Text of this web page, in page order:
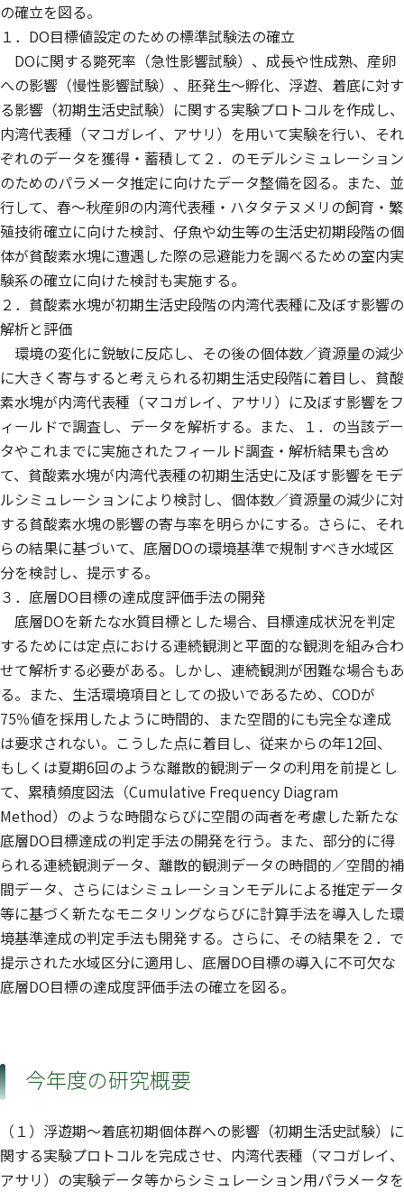
の確立を図る。
１．DO目標値設定のための標準試験法の確立
DOに関する斃死率（急性影響試験）、成長や性成熟、産卵
への影響（慢性影響試験）、胚発生〜孵化、浮遊、着底に対す
る影響（初期生活史試験）に関する実験プロトコルを作成し、
内湾代表種（マコガレイ、アサリ）を用いて実験を行い、それ
ぞれのデータを獲得・蓄積して２．のモデルシミュレーション
のためのパラメータ推定に向けたデータ整備を図る。また、並
行して、春〜秋産卵の内湾代表種・ハタタテヌメリの飼育・繁
殖技術確立に向けた検討、仔魚や幼生等の生活史初期段階の個
体が貧酸素水塊に遭遇した際の忌避能力を調べるための室内実
験系の確立に向けた検討も実施する。
２．貧酸素水塊が初期生活史段階の内湾代表種に及ぼす影響の
解析と評価
環境の変化に鋭敏に反応し、その後の個体数／資源量の減少
に大きく寄与すると考えられる初期生活史段階に着目し、貧酸
素水塊が内湾代表種（マコガレイ、アサリ）に及ぼす影響をフ
ィールドで調査し、データを解析する。また、１．の当該デー
タやこれまでに実施されたフィールド調査・解析結果も含め
て、貧酸素水塊が内湾代表種の初期生活史に及ぼす影響をモデ
ルシミュレーションにより検討し、個体数／資源量の減少に対
する貧酸素水塊の影響の寄与率を明らかにする。さらに、それ
らの結果に基づいて、底層DOの環境基準で規制すべき水域区
分を検討し、提示する。
３．底層DO目標の達成度評価手法の開発
底層DOを新たな水質目標とした場合、目標達成状況を判定
するためには定点における連続観測と平面的な観測を組み合わ
せて解析する必要がある。しかし、連続観測が困難な場合もあ
る。また、生活環境項目としての扱いであるため、CODが
75％値を採用したように時間的、また空間的にも完全な達成
は要求されない。こうした点に着目し、従来からの年12回、
もしくは夏期6回のような離散的観測データの利用を前提とし
て、累積頻度図法（Cumulative Frequency Diagram
Method）のような時間ならびに空間の両者を考慮した新たな
底層DO目標達成の判定手法の開発を行う。また、部分的に得
られる連続観測データ、離散的観測データの時間的／空間的補
間データ、さらにはシミュレーションモデルによる推定データ
等に基づく新たなモニタリングならびに計算手法を導入した環
境基準達成の判定手法も開発する。さらに、その結果を２．で
提示された水域区分に適用し、底層DO目標の導入に不可欠な
底層DO目標の達成度評価手法の確立を図る。
今年度の研究概要
（１）浮遊期〜着底初期個体群への影響（初期生活史試験）に
関する実験プロトコルを完成させ、内湾代表種（マコガレイ、
アサリ）の実験データ等からシミュレーション用パラメータを